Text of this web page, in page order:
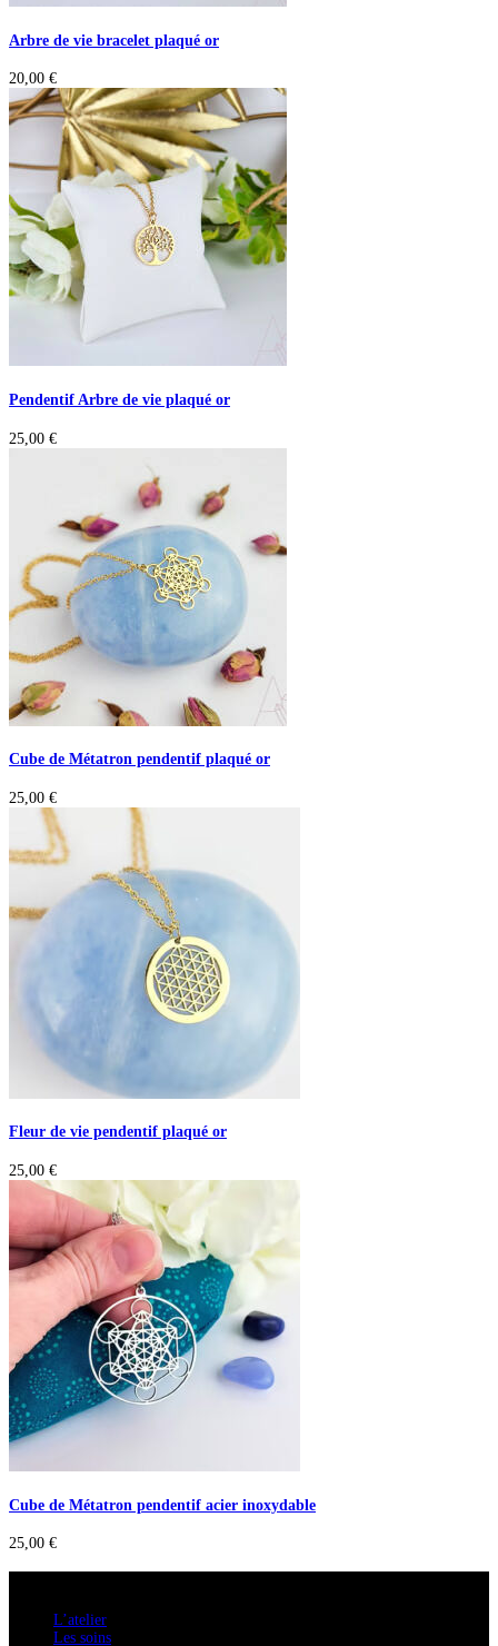
Arbre de vie bracelet plaqué or
20,00 €
Pendentif Arbre de vie plaqué or
25,00 €
Cube de Métatron pendentif plaqué or
25,00 €
Fleur de vie pendentif plaqué or
25,00 €
Cube de Métatron pendentif acier inoxydable
25,00 €
L’atelier
Les soins